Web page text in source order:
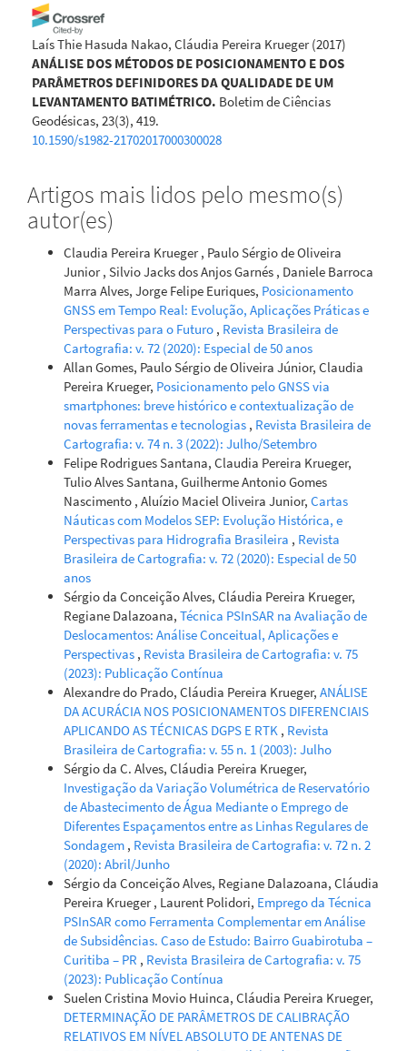
Laís Thie Hasuda Nakao, Cláudia Pereira Krueger (2017)
ANÁLISE DOS MÉTODOS DE POSICIONAMENTO E DOS
PARÂMETROS DEFINIDORES DA QUALIDADE DE UM
LEVANTAMENTO BATIMÉTRICO. Boletim de Ciências
Geodésicas, 23(3), 419.
10.1590/s1982-21702017000300028
Artigos mais lidos pelo mesmo(s)
autor(es)
Claudia Pereira Krueger , Paulo Sérgio de Oliveira
Junior , Silvio Jacks dos Anjos Garnés , Daniele Barroca
Marra Alves, Jorge Felipe Euriques, Posicionamento
GNSS em Tempo Real: Evolução, Aplicações Práticas e
Perspectivas para o Futuro , Revista Brasileira de
Cartografia: v. 72 (2020): Especial de 50 anos
Allan Gomes, Paulo Sérgio de Oliveira Júnior, Claudia
Pereira Krueger, Posicionamento pelo GNSS via
smartphones: breve histórico e contextualização de
novas ferramentas e tecnologias , Revista Brasileira de
Cartografia: v. 74 n. 3 (2022): Julho/Setembro
Felipe Rodrigues Santana, Claudia Pereira Krueger,
Tulio Alves Santana, Guilherme Antonio Gomes
Nascimento , Aluízio Maciel Oliveira Junior, Cartas
Náuticas com Modelos SEP: Evolução Histórica, e
Perspectivas para Hidrografia Brasileira , Revista
Brasileira de Cartografia: v. 72 (2020): Especial de 50
anos
Sérgio da Conceição Alves, Cláudia Pereira Krueger,
Regiane Dalazoana, Técnica PSInSAR na Avaliação de
Deslocamentos: Análise Conceitual, Aplicações e
Perspectivas , Revista Brasileira de Cartografia: v. 75
(2023): Publicação Contínua
Alexandre do Prado, Cláudia Pereira Krueger, ANÁLISE
DA ACURÁCIA NOS POSICIONAMENTOS DIFERENCIAIS
APLICANDO AS TÉCNICAS DGPS E RTK , Revista
Brasileira de Cartografia: v. 55 n. 1 (2003): Julho
Sérgio da C. Alves, Cláudia Pereira Krueger,
Investigação da Variação Volumétrica de Reservatório
de Abastecimento de Água Mediante o Emprego de
Diferentes Espaçamentos entre as Linhas Regulares de
Sondagem , Revista Brasileira de Cartografia: v. 72 n. 2
(2020): Abril/Junho
Sérgio da Conceição Alves, Regiane Dalazoana, Cláudia
Pereira Krueger , Laurent Polidori, Emprego da Técnica
PSInSAR como Ferramenta Complementar em Análise
de Subsidências. Caso de Estudo: Bairro Guabirotuba –
Curitiba – PR , Revista Brasileira de Cartografia: v. 75
(2023): Publicação Contínua
Suelen Cristina Movio Huinca, Cláudia Pereira Krueger,
DETERMINAÇÃO DE PARÂMETROS DE CALIBRAÇÃO
RELATIVOS EM NÍVEL ABSOLUTO DE ANTENAS DE